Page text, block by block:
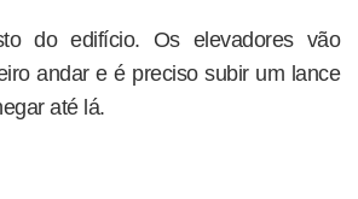
do edifício. Os elevadores vão
andar e é preciso subir um lance
até lá.